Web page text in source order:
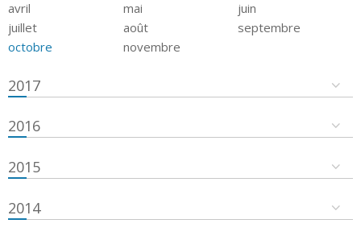
avril
mai
juin
juillet
août
septembre
octobre
novembre
2017
2016
2015
2014